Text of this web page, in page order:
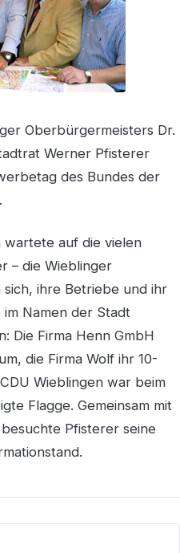
Oberbürgermeisters Dr.
Werner Pfisterer
des Bundes der
wartete auf die vielen
– die Wieblinger
ihre Betriebe und ihr
Namen der Stadt
Die Firma Henn GmbH
die Firma Wolf ihr 10-
Wieblingen war beim
Flagge. Gemeinsam mit
Pfisterer seine